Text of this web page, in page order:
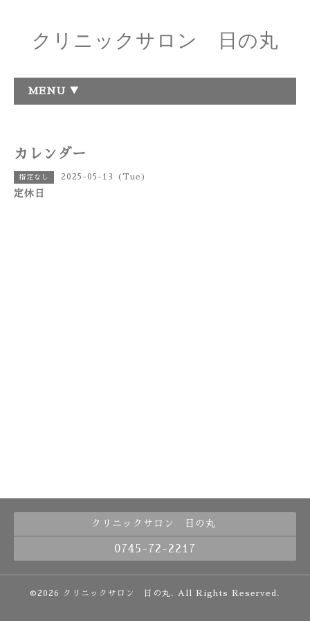
クリニックサロン 日の丸
MENU ▼
カレンダー
指定なし 2025-05-13 (Tue)
定休日
クリニックサロン 日の丸
0745-72-2217
©2026 クリニックサロン 日の丸 . All Rights Reserved.